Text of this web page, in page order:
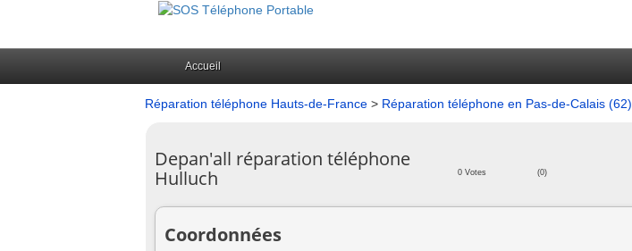
Accueil
Réparation téléphone Hauts-de-France > Réparation téléphone en Pas-de-Calais (62)
Depan'all réparation téléphone
Hulluch
0 Votes (0)
Coordonnées